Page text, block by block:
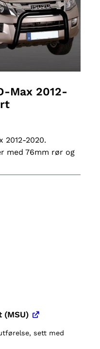
Max 2012-
2012-2020.
med 76mm rør og
(MSU)
sett med